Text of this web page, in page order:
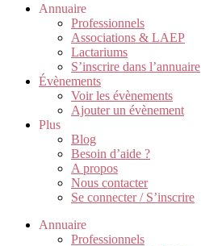
Annuaire
Professionnels
Associations & LAEP
Lactariums
S’inscrire dans l’annuaire
Évènements
Voir les évènements
Ajouter un évènement
Plus
Blog
Besoin d’aide ?
A propos
Nous contacter
Se connecter / S’inscrire
Annuaire
Professionnels